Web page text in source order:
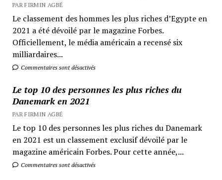
PAR FIRMIN AGBÉ
Le classement des hommes les plus riches d’Egypte en
2021 a été dévoilé par le magazine Forbes.
Officiellement, le média américain a recensé six
milliardaires...
Commentaires sont désactivés
Le top 10 des personnes les plus riches du
Danemark en 2021
PAR FIRMIN AGBÉ
Le top 10 des personnes les plus riches du Danemark
en 2021 est un classement exclusif dévoilé par le
magazine américain Forbes. Pour cette année,...
Commentaires sont désactivés